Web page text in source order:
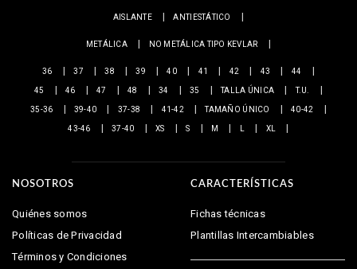
AISLANTE ANTIESTÁTICO
METÁLICA NO METÁLICA TIPO KEVLAR
36 37 38 39 40 41 42 43
44
45
46 47 48 34 35 TALLA ÚNICA
T.U.
35-36
39-40 37-38 41-42 TAMAÑO ÚNICO
40-42
43-46
37-40 XS S M L XL
NOSOTROS
Quiénes somos
Políticas de Privacidad
Términos y Condiciones
CARACTERÍSTICAS
Fichas técnicas
Plantillas Intercambiables